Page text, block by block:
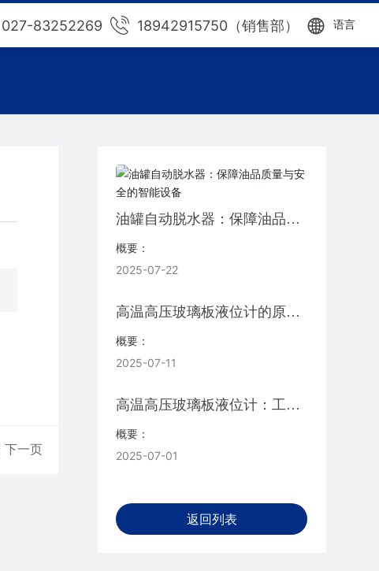
027-83252269 18942915750（销售部） 语言
下一页
油罐自动脱水器：保障油品质
量与安全的智能设备‌
概要：
2025-07-22
高温高压玻璃板液位计的原理
与应用‌
概要：
2025-07-11
高温高压玻璃板液位计：工业
监测的可靠卫士
概要：
2025-07-01
返回列表